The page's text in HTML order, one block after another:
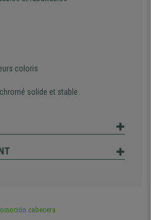
coloris
solide et stable